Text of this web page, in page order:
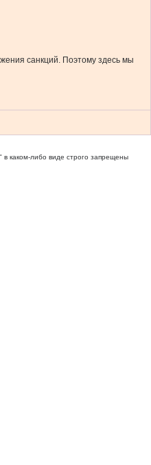
санкций. Поэтому здесь мы
в каком-либо виде строго запрещены